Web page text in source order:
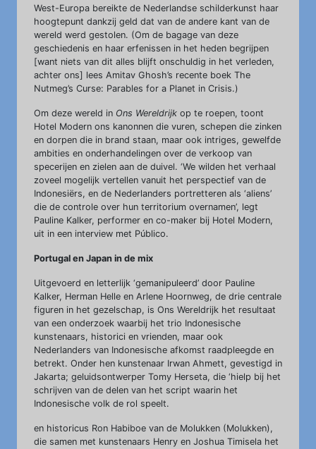
West-Europa bereikte de Nederlandse schilderkunst haar
hoogtepunt dankzij geld dat van de andere kant van de
wereld werd gestolen. (Om de bagage van deze
geschiedenis en haar erfenissen in het heden begrijpen
[want niets van dit alles blijft onschuldig in het verleden,
achter ons] lees Amitav Ghosh’s recente boek The
Nutmeg’s Curse: Parables for a Planet in Crisis.)
Om deze wereld in Ons Wereldrijk op te roepen, toont
Hotel Modern ons kanonnen die vuren, schepen die zinken
en dorpen die in brand staan, maar ook intriges, gewelfde
ambities en onderhandelingen over de verkoop van
specerijen en zielen aan de duivel. ‘We wilden het verhaal
zoveel mogelijk vertellen vanuit het perspectief van de
Indonesiërs, en de Nederlanders portretteren als ‘aliens’
die de controle over hun territorium overnamen’, legt
Pauline Kalker, performer en co-maker bij Hotel Modern,
uit in een interview met Público.
Portugal en Japan in de mix
Uitgevoerd en letterlijk ‘gemanipuleerd’ door Pauline
Kalker, Herman Helle en Arlene Hoornweg, de drie centrale
figuren in het gezelschap, is Ons Wereldrijk het resultaat
van een onderzoek waarbij het trio Indonesische
kunstenaars, historici en vrienden, maar ook
Nederlanders van Indonesische afkomst raadpleegde en
betrekt. Onder hen kunstenaar Irwan Ahmett, gevestigd in
Jakarta; geluidsontwerper Tomy Herseta, die ‘hielp bij het
schrijven van de delen van het script waarin het
Indonesische volk de rol speelt.
en historicus Ron Habiboe van de Molukken (Molukken),
die samen met kunstenaars Henry en Joshua Timisela het